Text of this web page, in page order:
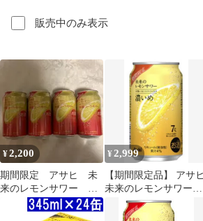
販売中のみ表示
¥2,200
期間限定 アサヒ 未
来のレモンサワー 檸
檬コーラサワー 本
物 レモンスライス
¥ 2,999
【期間限定品】 アサヒ
未来のレモンサワー濃
いめ 6缶セット